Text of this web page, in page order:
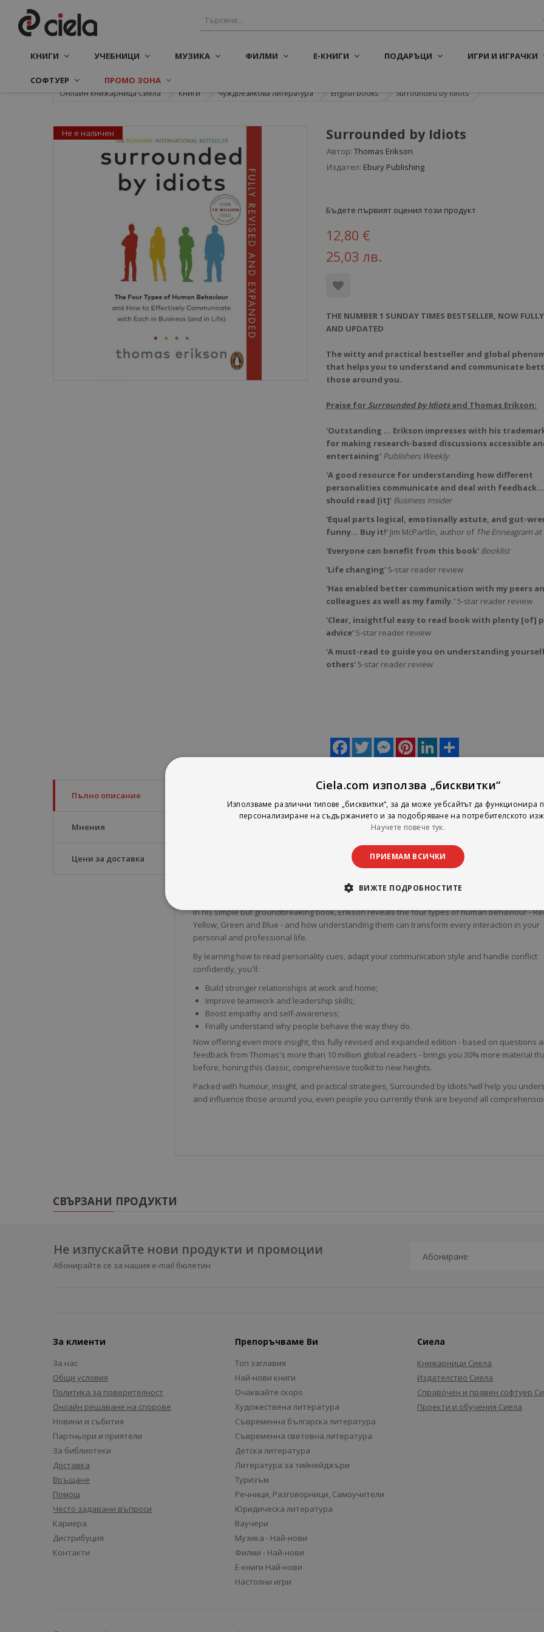
КНИГИ УЧЕБНИЦИ МУЗИКА ФИЛМИ Е-КНИГИ ПОДАРЪЦИ ИГРИ И ИГРАЧКИ
СОФТУЕР ПРОМО ЗОНА
Онлайн книжарница Сиела Книги Чуждоезикова литература English books Surrounded by Idiots
Surrounded by Idiots
Автор: Thomas Erikson
Издател: Ebury Publishing
Бъдете първият оценил този продукт
12,80 €
25,03 лв.
THE NUMBER 1 SUNDAY TIMES BESTSELLER, NOW FULLY
AND UPDATED
The witty and practical bestseller and global
that helps you to understand and communicate
those around you.
Praise for Surrounded by Idiotsand Thomas Erikson:
'Outstanding ... Erikson impresses with his
for making research-based discussions accessible
entertaining' Publishers Weekly
'A good resource for understanding how different
personalities communicate and deal with
should read [it]' Business Insider
'Equal parts logical, emotionally astute, and gut-
funny… Buy it!' Jim McPartlin, author of The Enneagram
'Everyone can benefit from this book' Booklist
'Life changing'5-star reader review
'Has enabled better communication with my peers
colleagues as well as my family.'5-star reader review
'Clear, insightful easy to read book with plenty [of]
advice'5-star reader review
'A must-read to guide you on understanding
others'5-star reader review
Facebook
Twitter MessengerPinterestLinkedIn
Не е наличен
Пълно описание
Мнения
Цени за доставка
Do you ever think you're the only one making any sense? Have you ever tried to reason with
partner with disastrous results? Do long, rambling answers drive you crazy? Does your
Communication expert and bestselling author Thomas Erikson has dedicated himself to
In his simple but groundbreaking book, Erikson reveals the four types of human behaviour -
Yellow, Green and Blue - and how understanding them can transform every interaction in your
personal and professional life.
By learning how to read personality cues, adapt your communication style and handle conflict
confidently, you'll:
Build stronger relationships at work and home;
Improve teamwork and leadership skills;
Boost empathy and self-awareness;
Finally understand why people behave the way they do.
Now offering even more insight, this fully revised and expanded edition - based on questions
feedback from Thomas's more than 10 million global readers - brings you 30% more material
before, honing this classic, comprehensive toolkit to new heights.
Packed with humour, insight, and practical strategies, Surrounded by Idiots?will help you
and influence those around you, even people you currently think are beyond all
СВЪРЗАНИ ПРОДУКТИ
Не изпускайте нови продукти и промоции
Абонирайте се за нашия e-mail бюлетин
За клиенти
За нас
Общи условия
Политика за поверителност
Онлайн решаване на спорове
Новини и събития
Партньори и приятели
За библиотеки
Доставка
Връщане
Помощ
Често задавани въпроси
Кариера
Дистрибуция
Контакти
Препоръчваме Ви
Топ заглавия
Най-нови книги
Очаквайте скоро
Художествена литература
Съвременна българска литература
Съвременна световна литература
Детска литература
Литература за тийнейджъри
Туризъм
Речници, Разговорници, Самоучители
Юридическа литература
Ваучери
Музика - Най-нови
Филми - Най-нови
Е-книги Най-нови
Настолни игри
Сиела
Книжарници Сиела
Издателство Сиела
Справочен и правен софтуер
Проекти и обучения Сиела
Ciela.com използва „бисквитки“
Използваме различни типове „бисквитки“, за да може уебсайтът да функционира
персонализиране на съдържанието и за подобряване на потребителското
Научете повече тук.
ПРИЕМАМ ВСИЧКИ
ВИЖТЕ ПОДРОБНОСТИТЕ